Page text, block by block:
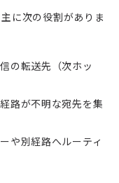
に次の役割がありま
の転送先（次ホッ
路が不明な宛先を集
や別経路へルーティ